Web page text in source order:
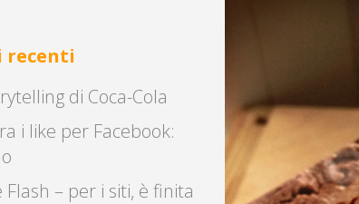
recenti
di Coca-Cola
i like per Facebook:
Flash – per i siti, è finita